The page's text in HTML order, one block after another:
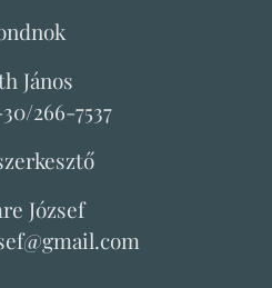
János
266-7537
József